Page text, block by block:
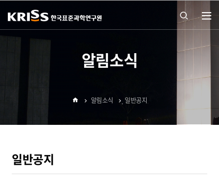
열기
알림소식
일반공지
알림소식 일반공지